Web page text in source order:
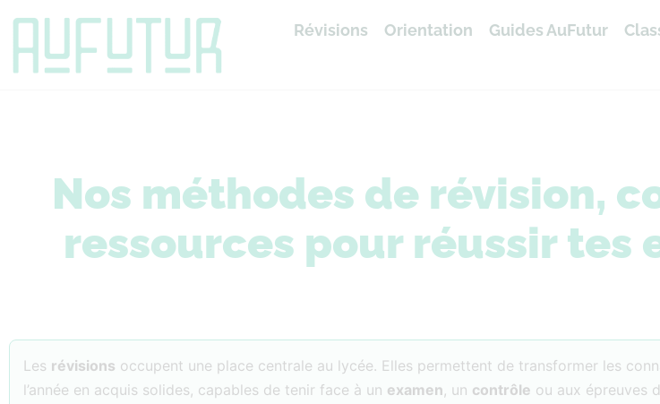
Révisions Orientation Guides AuFutur
Nos méthodes de révision,
ressources pour réussir tes
Les révisions occupent une place centrale au lycée. Elles permettent de transformer les
l’année en acquis solides, capables de tenir face à un examen, un contrôle ou aux épreuves